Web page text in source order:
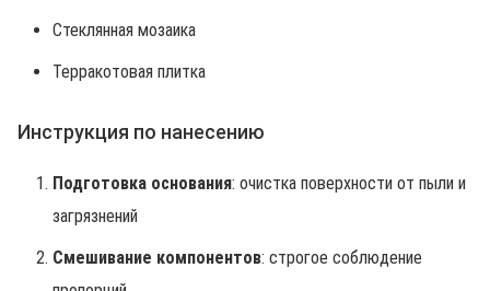
Стеклянная мозаика
Терракотовая плитка
Инструкция по нанесению
Подготовка основания: очистка поверхности от пыли и
загрязнений
Смешивание компонентов: строгое соблюдение